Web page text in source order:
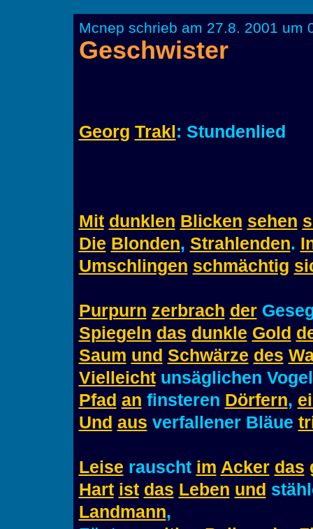
Mcnep schrieb am 27.8. 2001 um
Geschwister
Georg Trakl : Stundenlied
Mit dunklen Blicken sehen
Die Blonden, Strahlenden.
Umschlingen schmächtig
Purpurn zerbrach der
Spiegeln das dunkle Gold
Saum und Schwärze des
Vielleichtunsäglichen
Pfad an finsteren Dörfern,
Und aus verfallener Bläue
Leise rauscht im Acker das
Hart ist das Leben und
Landmann,